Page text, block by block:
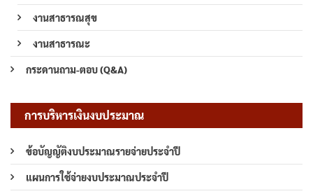
งานสาธารณสุข
งานสาธารณะ
กระดานถาม-ตอบ (Q&A)
การบริหารเงินงบประมาณ
ข้อบัญญัติงบประมาณรายจ่ายประจำปี
แผนการใช้จ่ายงบประมาณประจำปี